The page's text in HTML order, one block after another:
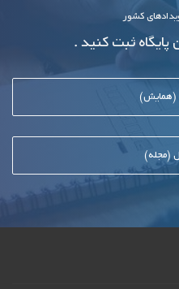
کشور
پایگاه ثبت کنید .
(همایش)
(مجله)